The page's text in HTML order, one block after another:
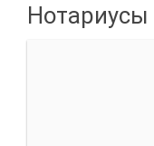
Нотариусы